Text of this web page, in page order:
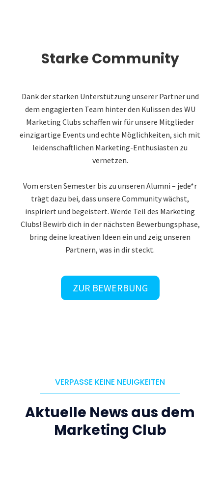
Starke Community
Dank der starken Unterstützung unserer Partner und
dem engagierten Team hinter den Kulissen des WU
Marketing Clubs schaffen wir für unsere Mitglieder
einzigartige Events und echte Möglichkeiten, sich mit
leidenschaftlichen Marketing-Enthusiasten zu
vernetzen.
Vom ersten Semester bis zu unseren Alumni – jede*r
trägt dazu bei, dass unsere Community wächst,
inspiriert und begeistert. Werde Teil des Marketing
Clubs! Bewirb dich in der nächsten Bewerbungsphase,
bring deine kreativen Ideen ein und zeig unseren
Partnern, was in dir steckt.
ZUR BEWERBUNG
VERPASSE KEINE NEUIGKEITEN
Aktuelle News aus dem
Marketing Club